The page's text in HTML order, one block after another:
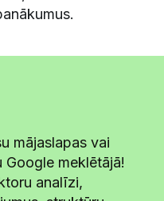
mājaslapas vai
meklētājā!
analīzi,